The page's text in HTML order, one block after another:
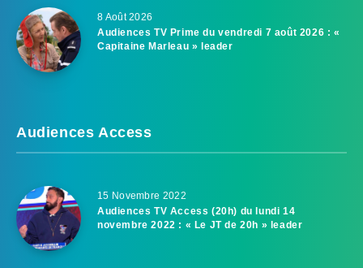
8 Août 2026
Audiences TV Prime du vendredi 7 août 2026 : «
Capitaine Marleau » leader
Audiences Access
15 Novembre 2022
Audiences TV Access (20h) du lundi 14
novembre 2022 : « Le JT de 20h » leader